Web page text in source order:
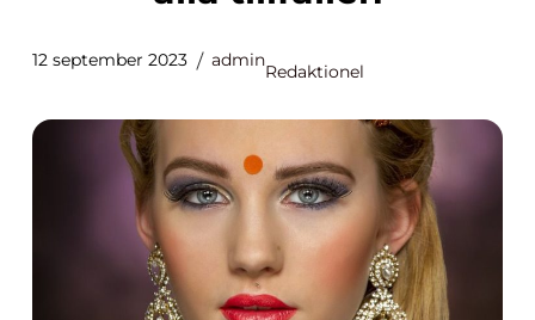
12 september 2023 admin
Redaktionel